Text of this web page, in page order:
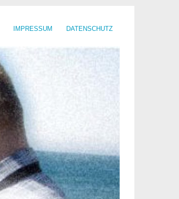
IMPRESSUM DATENSCHUTZ